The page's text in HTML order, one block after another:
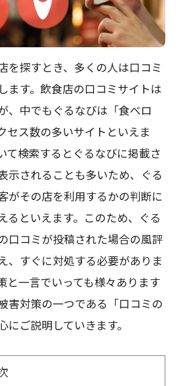
を探すとき、多くの人は口コミ
ます。飲食店の口コミサイトは
、中でもぐるなびは「食べロ
セス数の多いサイトといえま
て検索するとぐるなびに掲載さ
示されることも多いため、ぐる
がその店を利用するかの判断に
るといえます。このため、ぐる
口コミが投稿された場合の風評
、すぐに対処する必要がありま
と一言でいっても様々あります
害対策の一つである「口コミの
にご説明していきます。